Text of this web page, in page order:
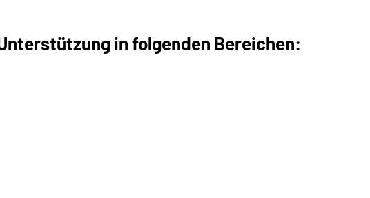
in folgenden Bereichen: